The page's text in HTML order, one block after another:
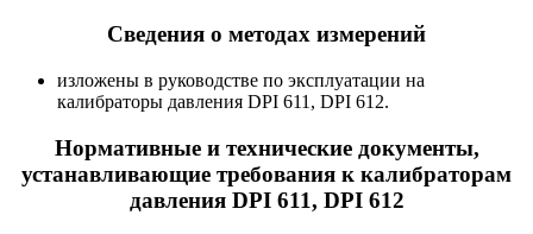
Сведения о методах измерений
изложены в руководстве по эксплуатации на
калибраторы давления DPI 611, DPI 612.
Нормативные и технические документы,
устанавливающие требования к калибраторам
давления DPI 611, DPI 612